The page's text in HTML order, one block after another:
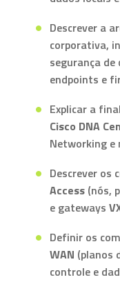
Descrever a
corporativa,
segurança
endpoints e
Explicar a
Cisco DNA
Networking e
Descrever os
Access (nós,
e gateways
Definir os
WAN (planos
controle e